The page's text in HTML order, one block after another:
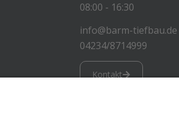
08:00 - 16:30
info@barm-tiefbau.de
04234/8714999
Kontakt